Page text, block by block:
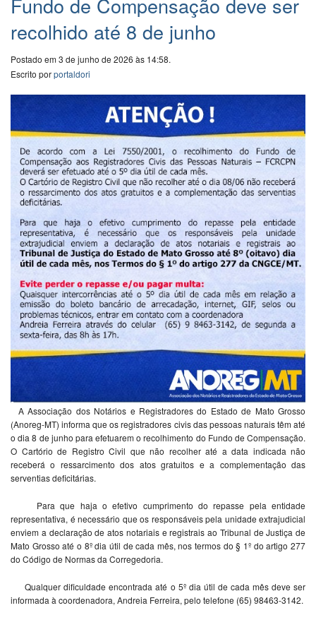
recolhido até 8 de junho
Postado em 3 de junho de 2026 às 14:58.
Escrito porportaldori
A Associação dos Notários e Registradores do Estado de Mato Grosso
(Anoreg-MT) informa que os registradores civis das pessoas naturais têm até
o dia 8 de junho para efetuarem o recolhimento do Fundo de Compensação.
O Cartório de Registro Civil que não recolher até a data indicada não
receberá o ressarcimento dos atos gratuitos e a complementação das
serventias deficitárias.
Para que haja o efetivo cumprimento do repasse pela entidade
representativa, é necessário que os responsáveis pela unidade extrajudicial
enviem a declaração de atos notariais e registrais ao Tribunal de Justiça de
Mato Grosso até o 8º dia útil de cada mês, nos termos do § 1º do artigo 277
do Código de Normas da Corregedoria.
Qualquer dificuldade encontrada até o 5º dia útil de cada mês deve ser
informada à coordenadora, Andreia Ferreira, pelo telefone (65) 98463-3142.